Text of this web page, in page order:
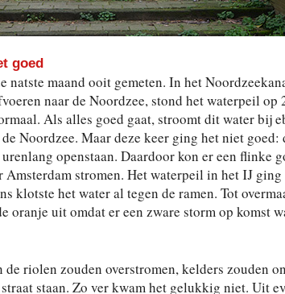
goed
natste maand ooit gemeten. In het
naar de Noordzee, stond het waterpeil op
Als alles goed gaat, stroomt dit water bij
Noordzee. Maar deze keer ging het niet goed:
openstaan. Daardoor kon er een flinke
Amsterdam stromen. Het waterpeil in het IJ
klotste het water al tegen de ramen. Tot
oranje uit omdat er een zware storm op komst
riolen zouden overstromen, kelders zouden
staan. Zo ver kwam het gelukkig niet. Uit